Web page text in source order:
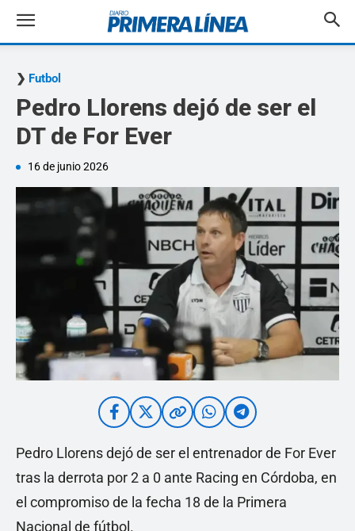
Futbol
Pedro Llorens dejó de ser el
DT de For Ever
16 de junio 2026
Pedro Llorens dejó de ser el entrenador de For Ever
tras la derrota por 2 a 0 ante Racing en Córdoba, en
el compromiso de la fecha 18 de la Primera
Nacional de fútbol.